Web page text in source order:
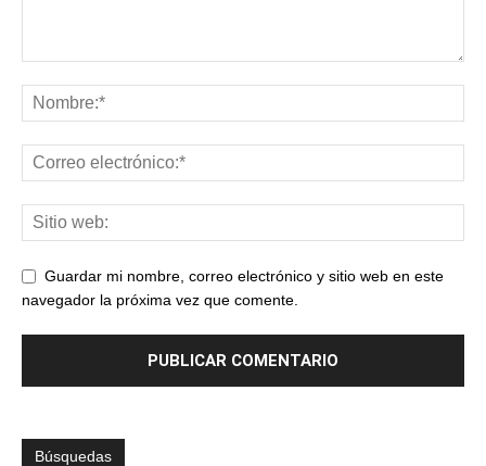
Guardar mi nombre, correo electrónico y sitio web en este
navegador la próxima vez que comente.
Búsquedas